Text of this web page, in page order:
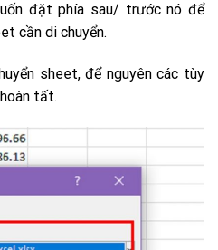
đặt phía sau/ trước nó để
cần di chuyển.
sheet, để nguyên các tùy
tất.